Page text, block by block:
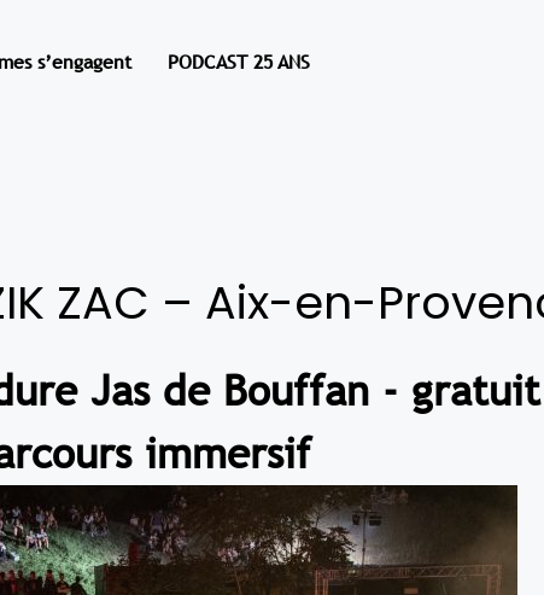
s’engagent PODCAST 25 ANS
ZAC – Aix-en-
Jas de Bouffan -
immersif